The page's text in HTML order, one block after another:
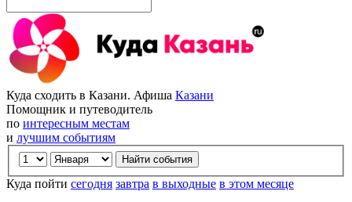
Куда сходить в Казани. Афиша Казани
Помощник и путеводитель
по интересным местам
и лучшим событиям
Куда пойти сегодня завтра в выходные в этом месяце